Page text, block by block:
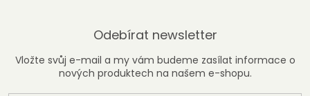
Odebírat newsletter
Vložte svůj e-mail a my vám budeme zasílat informace o
nových produktech na našem e-shopu.